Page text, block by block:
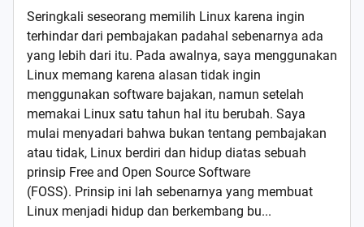
Seringkali seseorang memilih Linux karena ingin
terhindar dari pembajakan padahal sebenarnya ada
yang lebih dari itu. Pada awalnya, saya menggunakan
Linux memang karena alasan tidak ingin
menggunakan software bajakan, namun setelah
memakai Linux satu tahun hal itu berubah. Saya
mulai menyadari bahwa bukan tentang pembajakan
atau tidak, Linux berdiri dan hidup diatas sebuah
prinsip Free and Open Source Software
(FOSS). Prinsip ini lah sebenarnya yang membuat
Linux menjadi hidup dan berkembang bu...